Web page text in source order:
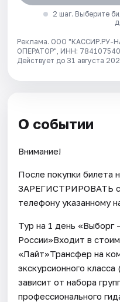
2 шаг. Выберите
Реклама. ООО
ОПЕРАТОР", ИНН:
Действует до 31 августа
О событии
Внимание!
После покупки билета
ЗАРЕГИСТРИРОВАТЬ
телефону указанному
Тур на 1 день
России»Входит в
«Лайт»Трансфер на
экскурсионного
зависит от набора
профессионального